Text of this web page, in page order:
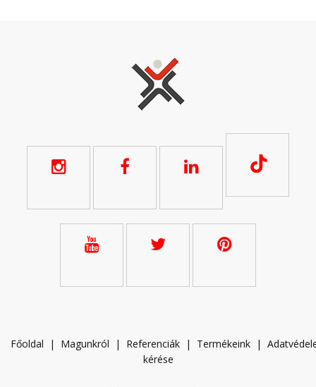
Főoldal | Magunkról | Referenciák | Termékeink | A
kérése